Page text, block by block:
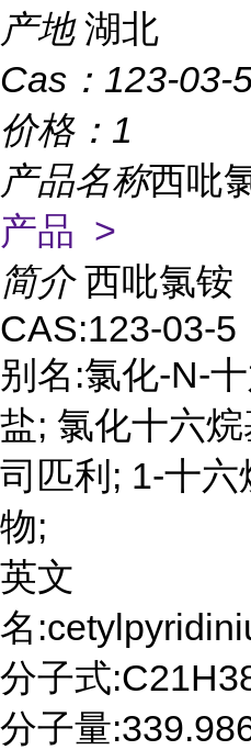
产地 湖北
Cas： 123-03-
价格： 1
产品名称西吡
产品 >
简介 西吡氯铵
CAS:123-03-5
别名:氯化-N-
盐; 氯化十六
司匹利; 1-十
物;
英文
名
分子式
分子量